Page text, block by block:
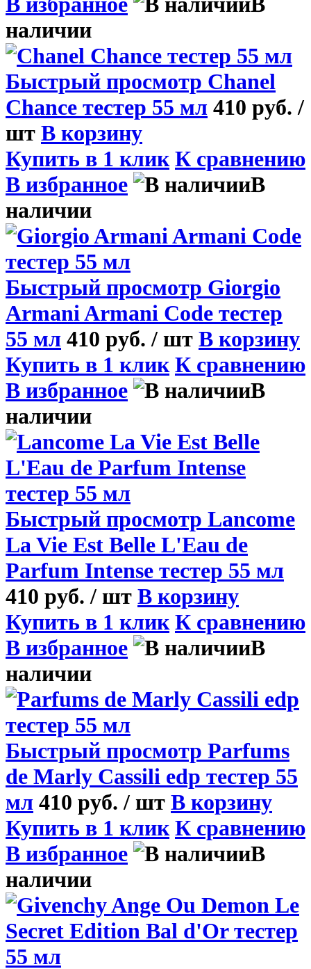
наличии
Быстрый просмотр Chanel
Chance тестер 55 мл 410 руб./
шт В корзину
Купить в 1 клик К сравнению
В избранное
В
наличии
Быстрый просмотр Giorgio
Armani Armani Code тестер
55 мл 410 руб./ шт В корзину
Купить в 1 клик К сравнению
В избранное
В
наличии
Быстрый просмотр Lancome
La Vie Est Belle L'Eau de
Parfum Intense тестер 55 мл
410 руб./ шт В корзину
Купить в 1 клик К сравнению
В избранное
В
наличии
Быстрый просмотр Parfums
de Marly Cassili edp тестер 55
мл 410 руб./ шт В корзину
Купить в 1 клик К сравнению
В избранное
В
наличии